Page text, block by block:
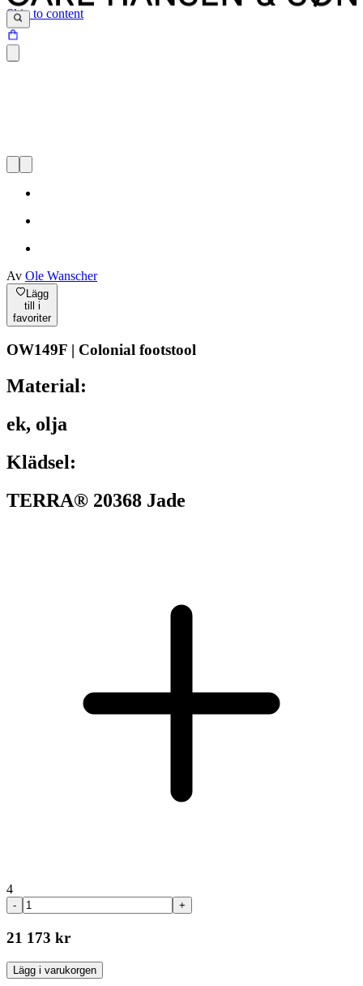
Skip to content
Av Ole Wanscher
Lägg
till i
favoriter
OW149F | Colonial footstool
Material:
ek, olja
Klädsel:
TERRA® 20368 Jade
4
- +
21 173 kr
Lägg i varukorgen